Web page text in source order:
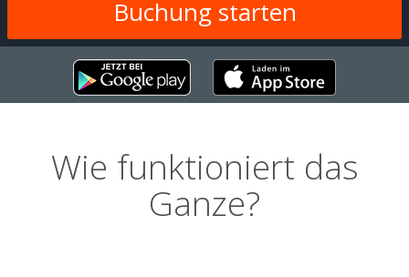
Wie funktioniert das
Ganze?